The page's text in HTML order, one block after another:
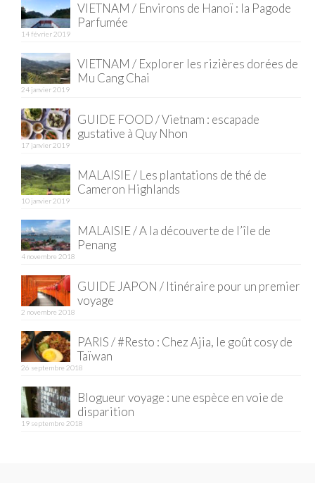
Royaume-Uni
GUIDES FOOD
ALLEMAGNE
– Berlin
– Munich
BOLIVIE
– Sucre
CHILI
CHINE
– Beijing
– Guilin
– Xi’an
CORÉE DU SUD
– Séoul
DANEMARK
VIETNAM / Environs de Hanoï : la Pagode
Parfumée
14 février 2019
VIETNAM / Explorer les rizières dorées de
Mu Cang Chai
24 janvier 2019
GUIDE FOOD / Vietnam : escapade
gustative à Quy Nhon
17 janvier 2019
MALAISIE / Les plantations de thé de
Cameron Highlands
10 janvier 2019
MALAISIE / A la découverte de l’île de
Penang
4 novembre 2018
GUIDE JAPON / Itinéraire pour un premier
voyage
2 novembre 2018
PARIS / #Resto : Chez Ajia, le goût cosy de
Taïwan
26 septembre 2018
Blogueur voyage : une espèce en voie de
disparition
19 septembre 2018